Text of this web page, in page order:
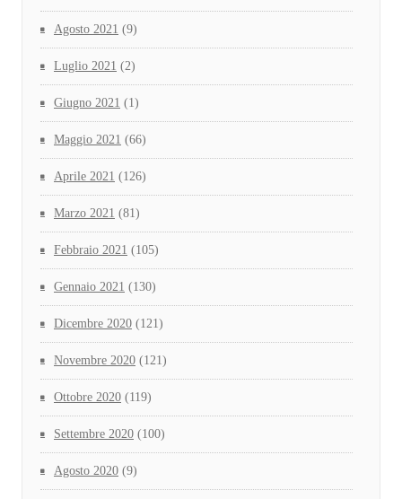
Agosto 2021 (9)
Luglio 2021 (2)
Giugno 2021 (1)
Maggio 2021 (66)
Aprile 2021 (126)
Marzo 2021 (81)
Febbraio 2021 (105)
Gennaio 2021 (130)
Dicembre 2020 (121)
Novembre 2020 (121)
Ottobre 2020 (119)
Settembre 2020 (100)
Agosto 2020 (9)